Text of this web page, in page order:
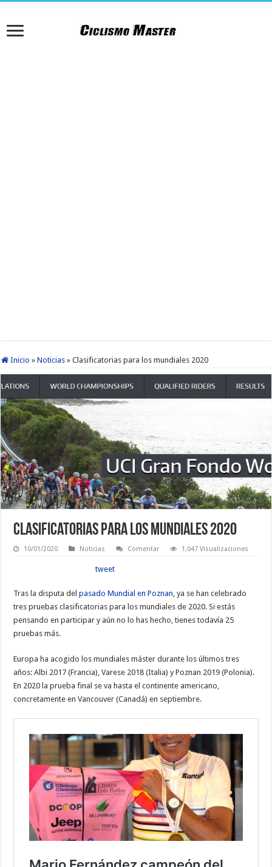
Inicio » Noticias » Clasificatorias para los mundiales 2020
Clasificatorias para los mundiales 2020
10/01/2020 Noticias Comentar 1,047 Visualizaciones
tweet
Tras la disputa delpasado Mundial en Poznan , ya se han celebrado
tres pruebas clasificatorias para los mundiales de 2020. Si estás
pensando en participar y aún no lo has hecho, tienes todavía 25
pruebas más.
Europa ha acogido los mundiales máster durante los últimos tres
años: Albi 2017 (Francia), Varese 2018 (Italia) y Poznan 2019 (Polonia).
En 2020 la prueba final se va hasta el continente americano,
concretamente en Vancouver (Canadá) en septiembre.